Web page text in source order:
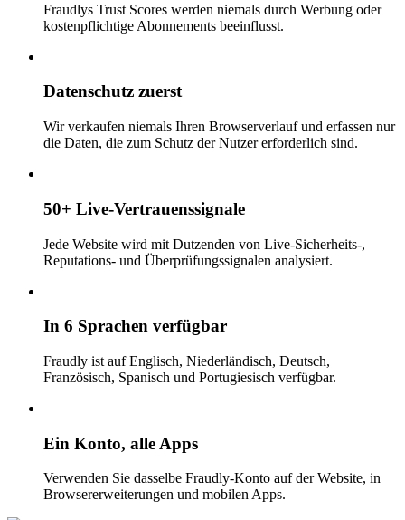
Fraudlys Trust Scores werden niemals durch Werbung oder
kostenpflichtige Abonnements beeinflusst.
Datenschutz zuerst
Wir verkaufen niemals Ihren Browserverlauf und erfassen nur
die Daten, die zum Schutz der Nutzer erforderlich sind.
50+ Live-Vertrauenssignale
Jede Website wird mit Dutzenden von Live-Sicherheits-,
Reputations- und Überprüfungssignalen analysiert.
In 6 Sprachen verfügbar
Fraudly ist auf Englisch, Niederländisch, Deutsch,
Französisch, Spanisch und Portugiesisch verfügbar.
Ein Konto, alle Apps
Verwenden Sie dasselbe Fraudly-Konto auf der Website, in
Browsererweiterungen und mobilen Apps.